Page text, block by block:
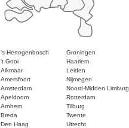
's-Hertogenbosch
Groningen
't Gooi
Haarlem
Alkmaar
Leiden
Amersfoort
Nijmegen
Amsterdam
Noord-Midden Limburg
Apeldoorn
Rotterdam
Arnhem
Tilburg
Breda
Twente
Den Haag
Utrecht